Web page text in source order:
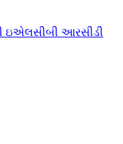
ઇએલસીબી આરસીડી